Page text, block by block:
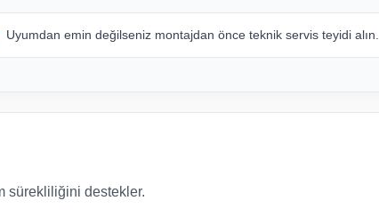
Uyumdan emin değilseniz montajdan önce teknik servis teyidi alın.
sürekliliğini destekler.